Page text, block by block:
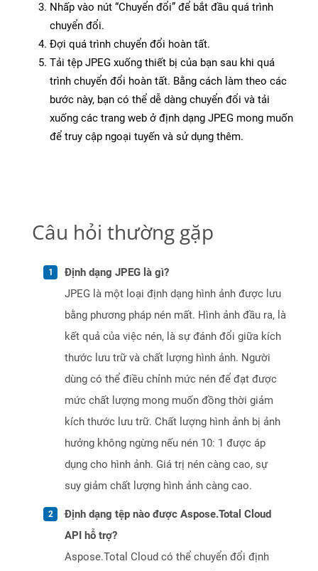
Nhấp vào nút “Chuyển đổi” để bắt đầu quá trình
chuyển đổi.
Đợi quá trình chuyển đổi hoàn tất.
Tải tệp JPEG xuống thiết bị của bạn sau khi quá
trình chuyển đổi hoàn tất. Bằng cách làm theo các
bước này, bạn có thể dễ dàng chuyển đổi và tải
xuống các trang web ở định dạng JPEG mong muốn
để truy cập ngoại tuyến và sử dụng thêm.
Câu hỏi thường gặp
Định dạng JPEG là gì?
JPEG là một loại định dạng hình ảnh được lưu
bằng phương pháp nén mất. Hình ảnh đầu ra, là
kết quả của việc nén, là sự đánh đổi giữa kích
thước lưu trữ và chất lượng hình ảnh. Người
dùng có thể điều chỉnh mức nén để đạt được
mức chất lượng mong muốn đồng thời giảm
kích thước lưu trữ. Chất lượng hình ảnh bị ảnh
hưởng không ngừng nếu nén 10: 1 được áp
dụng cho hình ảnh. Giá trị nén càng cao, sự
suy giảm chất lượng hình ảnh càng cao.
Định dạng tệp nào được Aspose.Total Cloud
API hỗ trợ?
Aspose.Total Cloud có thể chuyển đổi định